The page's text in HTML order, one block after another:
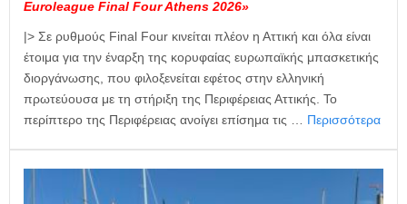
Euroleague Final Four Athens 2026»
|> Σε ρυθμούς Final Four κινείται πλέον η Αττική και όλα είναι
έτοιμα για την έναρξη της κορυφαίας ευρωπαϊκής μπασκετικής
διοργάνωσης, που φιλοξενείται εφέτος στην ελληνική
πρωτεύουσα με τη στήριξη της Περιφέρειας Αττικής. Το
περίπτερο της Περιφέρειας ανοίγει επίσημα τις … Περισσότερα